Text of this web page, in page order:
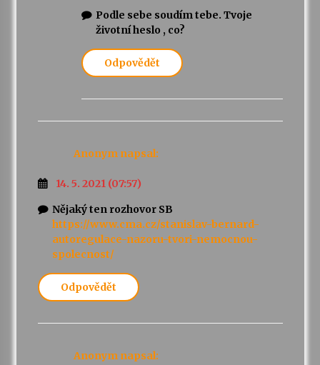
Podle sebe soudím tebe. Tvoje
životní heslo , co?
Odpovědět
Anonym napsal:
14. 5. 2021 (07:57)
Nějaký ten rozhovor SB
https://www.cma.cz/stanislav-bernard-
autoregulace-nazoru-tvori-nemocnou-
spolecnost/
Odpovědět
Anonym napsal: